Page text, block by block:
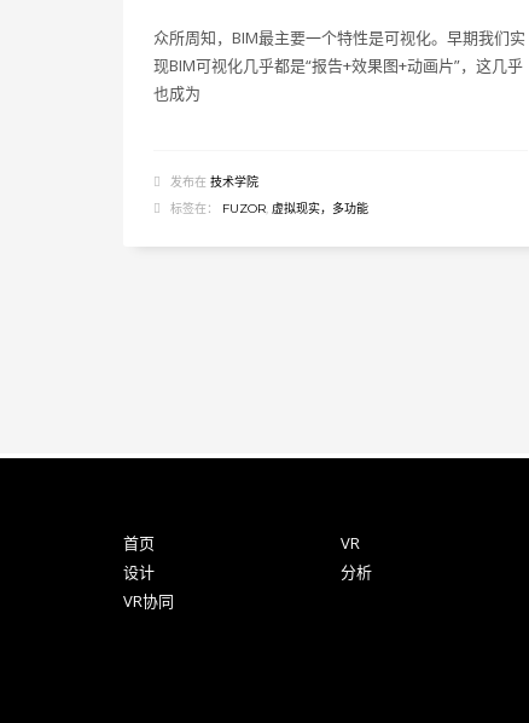
众所周知，BIM最主要一个特性是可视化。早期我们实
现BIM可视化几乎都是“报告+效果图+动画片”，这几乎
也成为
发布在 技术学院
标签在：
FUZOR, 虚拟现实，多功能
首页
VR
设计
分析
VR协同